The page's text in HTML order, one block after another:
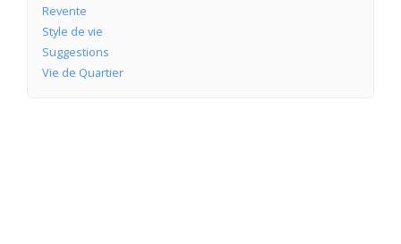
Revente
Style de vie
Suggestions
Vie de Quartier